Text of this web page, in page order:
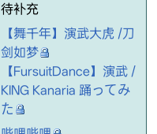
待补充
【舞千年】演武大虎 /刀
剑如梦
【FursuitDance】演武 /
KING Kanaria 踊ってみ
た